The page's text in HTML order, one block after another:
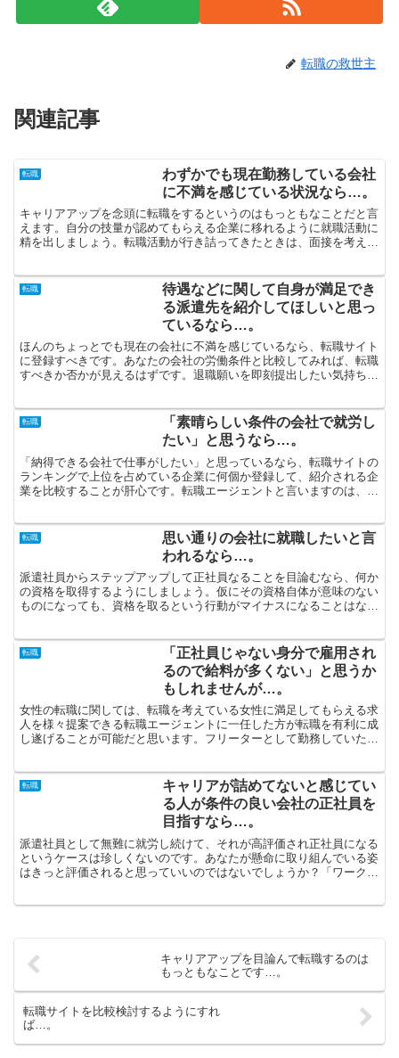
転職の救世主
関連記事
転職
わずかでも現在勤務している会社
に不満を感じている状況なら…。
キャリアアップを念頭に転職をするというのはもっともなことだと言
えます。自分の技量が認めてもらえる企業に移れるように就職活動に
精を出しましょう。転職活動が行き詰ってきたときは、面接を考えな
転職
待遇などに関して自身が満足でき
る派遣先を紹介してほしいと思っ
ているなら…。
ほんのちょっとでも現在の会社に不満を感じているなら、転職サイト
に登録すべきです。あなたの会社の労働条件と比較してみれば、転職
すべきか否かが見えるはずです。退職願いを即刻提出したい気持ちも
転職
「素晴らしい条件の会社で就労し
たい」と思うなら…。
「納得できる会社で仕事がしたい」と思っているなら、転職サイトの
ランキングで上位を占めている企業に何個か登録して、紹介される企
業を比較することが肝心です。転職エージェントと言いますのは、転
転職
思い通りの会社に就職したいと言
われるなら…。
派遣社員からステップアップして正社員なることを目論むなら、何か
の資格を取得するようにしましょう。仮にその資格自体が意味のない
ものになっても、資格を取るという行動がマイナスになることはない
転職
「正社員じゃない身分で雇用され
るので給料が多くない」と思うか
もしれませんが…。
女性の転職に関しては、転職を考えている女性に満足してもらえる求
人を様々提案できる転職エージェントに一任した方が転職を有利に成
し遂げることが可能だと思います。フリーターとして勤務していた方
転職
キャリアが詰めてないと感じてい
る人が条件の良い会社の正社員を
目指すなら…。
派遣社員として無難に就労し続けて、それが高評価され正社員になる
というケースは珍しくないのです。あなたが懸命に取り組んでいる姿
はきっと評価されると思っていいのではないでしょうか？「ワーク・
キャリアアップを目論んで転職するのは
もっともなことです…。
転職サイトを比較検討するようにすれ
ば…。